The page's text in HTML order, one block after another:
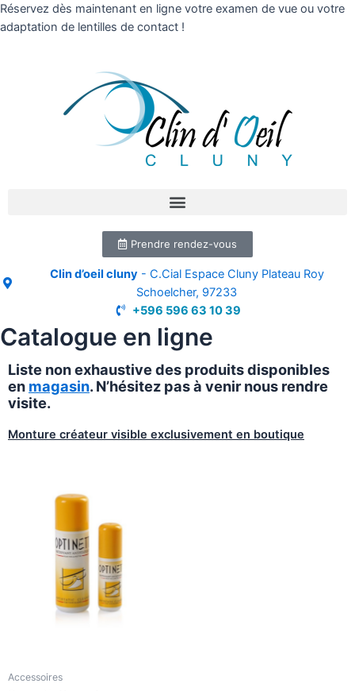
Réservez dès maintenant en ligne votre examen de vue ou votre
adaptation de lentilles de contact !
Prendre rendez-vous
Clin d’oeil cluny- C.Cial Espace Cluny Plateau Roy
Schoelcher, 97233
+596 596 63 10 39
Catalogue en ligne
Liste non exhaustive des produits disponibles
en magasin. N’hésitez pas à venir nous rendre
visite.
Monture créateur visible exclusivement en boutique
Accessoires